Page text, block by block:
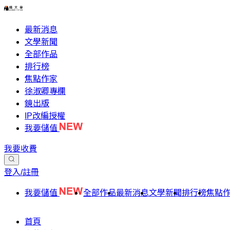
最新消息
文學新聞
全部作品
排行榜
焦點作家
徐淑卿專欄
鏡出版
IP改編授權
我要儲值
我要收費
登入/註冊
我要儲值 全部作品最新消息文學新聞排行榜焦點
首頁